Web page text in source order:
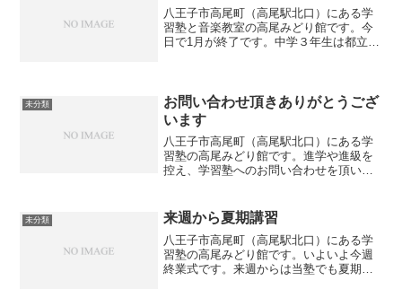
八王子市高尾町（高尾駅北口）にある学
習塾と音楽教室の高尾みどり館です。今
日で1月が終了です。中学３年生は都立推
す。生徒の中には漢検を受...
未分類
お問い合わせ頂きありがとうござ
います
八王子市高尾町（高尾駅北口）にある学
習塾の高尾みどり館です。進学や進級を
控え、学習塾へのお問い合わせを頂いて
いてから入塾を決めて頂きたいと思って
おります。無料体験授業後...
未分類 来週から夏期講習
八王子市高尾町（高尾駅北口）にある学
習塾の高尾みどり館です。いよいよ今週
終業式です。来週からは当塾でも夏期講